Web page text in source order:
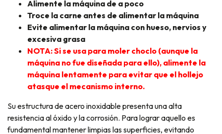
Alimente la máquina de a poco
Troce la carne antes de alimentar la máquina
Evite alimentar la máquina con hueso, nervios y
excesiva grasa
NOTA: Si se usa para moler choclo (aunque la
máquina no fue diseñada para ello), alimente la
máquina lentamente para evitar que el hollejo
atasque el mecanismo interno.
Su estructura de acero inoxidable presenta una alta
resistencia al óxido y la corrosión. Para lograr aquello es
fundamental mantener limpias las superficies, evitando